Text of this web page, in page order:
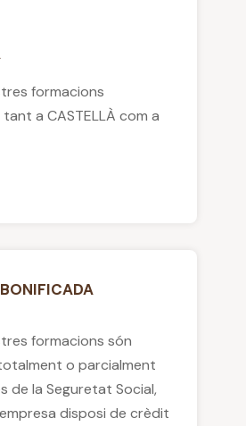
formacions
a CASTELLÀ com a
formacions són
o parcialment
de la Seguretat Social,
disposi de crèdit